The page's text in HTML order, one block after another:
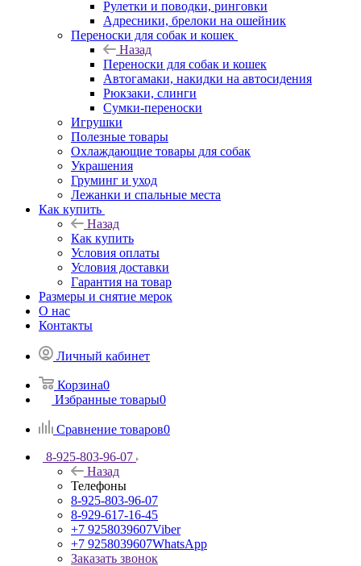
Рулетки и поводки, ринговки
Адресники, брелоки на ошейник
Переноски для собак и кошек
Назад
Переноски для собак и кошек
Автогамаки, накидки на автосидения
Рюкзаки, слинги
Сумки-переноски
Игрушки
Полезные товары
Охлаждающие товары для собак
Украшения
Груминг и уход
Лежанки и спальные места
Как купить
Назад
Как купить
Условия оплаты
Условия доставки
Гарантия на товар
Размеры и снятие мерок
О нас
Контакты
Личный кабинет
Корзина0
Избранные товары0
Сравнение товаров0
8-925-803-96-07
Назад
Телефоны
8-925-803-96-07
8-929-617-16-45
+7 9258039607Viber
+7 9258039607WhatsApp
Заказать звонок